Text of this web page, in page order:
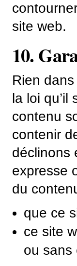
site web.
10.
Rien
la loi qu’il
contenu
contenir
déclinons
expresse
du
que ce
ce site
ou sans